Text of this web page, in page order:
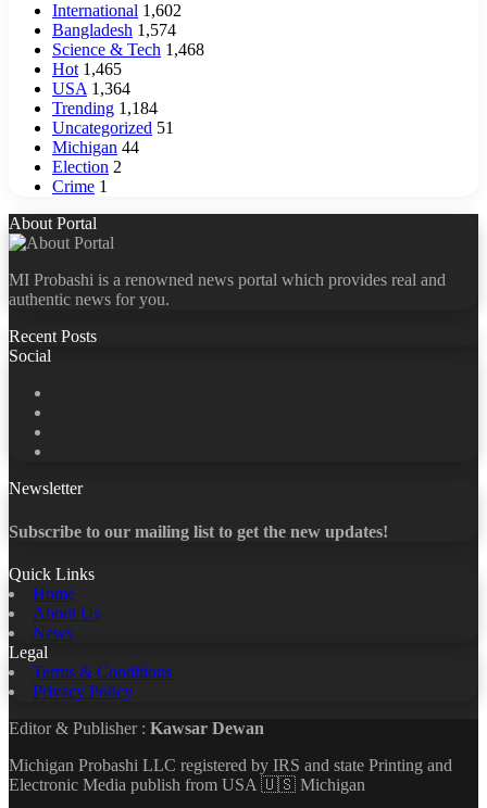
International 1,602
Bangladesh 1,574
Science & Tech 1,468
Hot 1,465
USA 1,364
Trending 1,184
Uncategorized 51
Michigan 44
Election 2
Crime 1
About Portal
MI Probashi is a renowned news portal which provides real and
authentic news for you.
Recent Posts
Social
Newsletter
Subscribe to our mailing list to get the new updates!
Quick Links
Home
About Us
News
Legal
Terms & Conditions
Privacy Policy
Editor & Publisher : Kawsar Dewan
Michigan Probashi LLC registered by IRS and state Printing and
Electronic Media publish from USA 🇺🇸 Michigan